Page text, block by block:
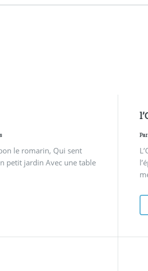
le romarin, Qui sent
petit jardin Avec une table